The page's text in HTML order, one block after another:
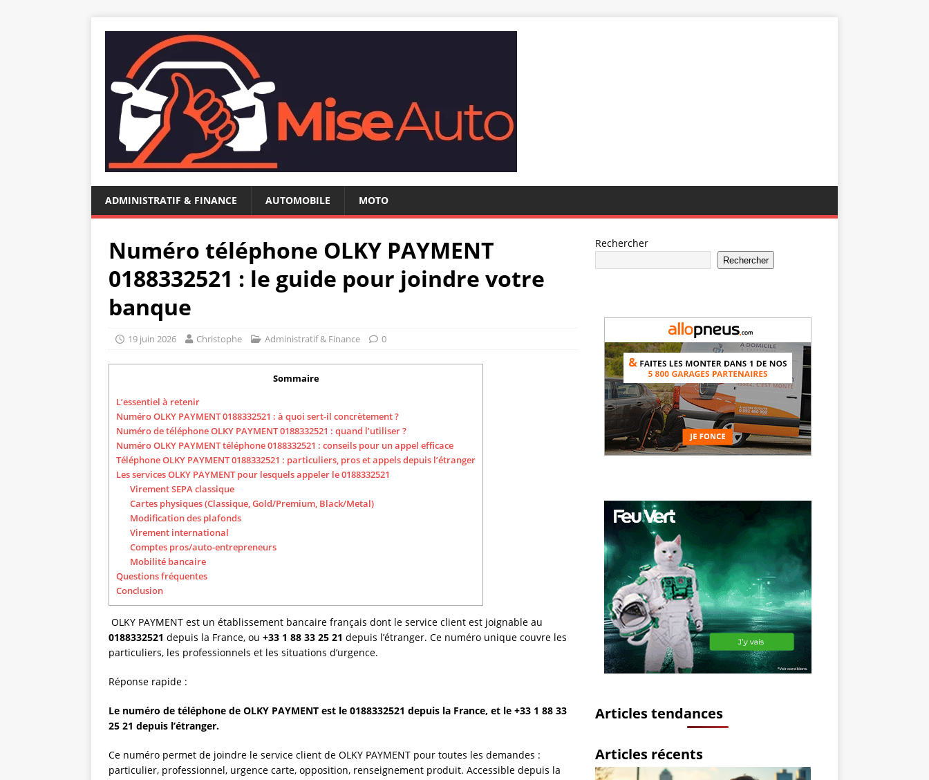
ADMINISTRATIF & FINANCE AUTOMOBILE MOTO
Numéro téléphone OLKY PAYMENT
0188332521 : le guide pour joindre votre
banque
19 juin 2026 Christophe Administratif & Finance 0
Sommaire
L’essentiel à retenir
Numéro OLKY PAYMENT 0188332521 : à quoi sert-il concrètement ?
Numéro de téléphone OLKY PAYMENT 0188332521 : quand l’utiliser ?
Numéro OLKY PAYMENT téléphone 0188332521 : conseils pour un appel efficace
Téléphone OLKY PAYMENT 0188332521 : particuliers, pros et appels depuis l’étranger
Les services OLKY PAYMENT pour lesquels appeler le 0188332521
Virement SEPA classique
Cartes physiques (Classique, Gold/Premium, Black/Metal)
Modification des plafonds
Virement international
Comptes pros/auto-entrepreneurs
Mobilité bancaire
Questions fréquentes
Conclusion
OLKY PAYMENT est un établissement bancaire français dont le service client est joignable au
0188332521 depuis la France, ou +33 1 88 33 25 21 depuis l’étranger. Ce numéro unique couvre les
particuliers, les professionnels et les situations d’urgence.
Réponse rapide :
Le numéro de téléphone de OLKY PAYMENT est le 0188332521 depuis la France, et le +33 1 88 33
25 21 depuis l’étranger.
Ce numéro permet de joindre le service client de OLKY PAYMENT pour toutes les demandes :
particulier, professionnel, urgence carte, opposition, renseignement produit. Accessible depuis la
Rechercher
Rechercher
Articles tendances
Articles récents